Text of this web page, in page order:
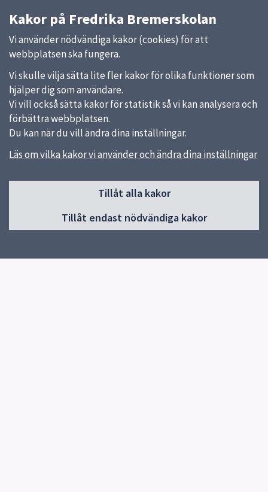
Kakor på Fredrika Bremerskolan
Vi använder nödvändiga kakor (cookies) för att
webbplatsen ska fungera.
Vi skulle vilja sätta lite fler kakor för olika funktioner som
hjälper dig som användare.
Vi vill också sätta kakor för statistik så vi kan analysera och
förbättra webbplatsen.
Du kan när du vill ändra dina inställningar.
Läs om vilka kakor vi använder och ändra dina inställningar
Tillåt alla kakor
Tillåt endast nödvändiga kakor